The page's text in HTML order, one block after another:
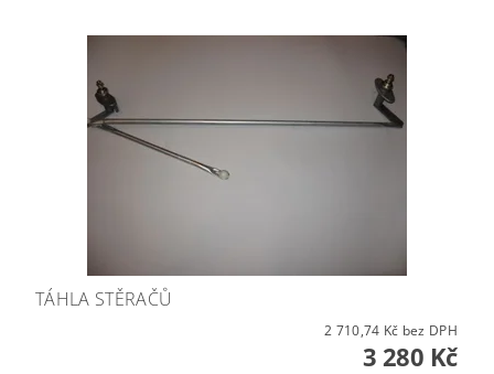
TÁHLA STĚRAČŮ
2 710,74 Kč bez DPH
3 280 Kč